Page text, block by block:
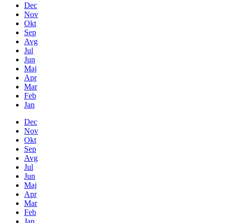
Dec
Nov
Okt
Sep
Avg
Jul
Jun
Maj
Apr
Mar
Feb
Jan
Dec
Nov
Okt
Sep
Avg
Jul
Jun
Maj
Apr
Mar
Feb
Jan